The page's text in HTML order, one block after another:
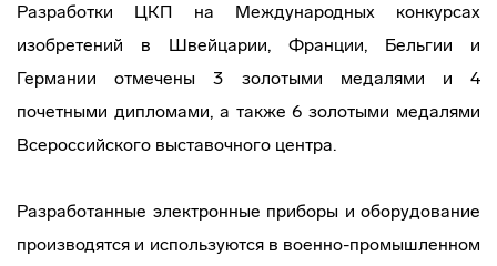
Разработки ЦКП на Международных конкурсах
изобретений в Швейцарии, Франции, Бельгии и
Германии отмечены 3 золотыми медалями и 4
почетными дипломами, а также 6 золотыми медалями
Всероссийского выставочного центра.
Разработанные электронные приборы и оборудование
производятся и используются в военно-промышленном